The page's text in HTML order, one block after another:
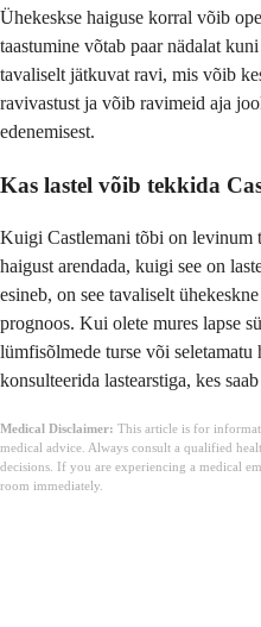
Ühekeskse haiguse korral võib
taastumine võtab paar nädalat
tavaliselt jätkuvat ravi, mis võib
ravivastust ja võib ravimeid aja
edenemisest.
Kas lastel võib tekkida
Kuigi Castlemani tõbi on levinum
haigust arendada, kuigi see on
esineb, on see tavaliselt
prognoos. Kui olete mures lapse
lümfisõlmede turse või seletamatu
konsulteerida lastearstiga, kes
Medical Disclaimer: This article is for
medical advice. Always consult a qualified
decisions. If you are experiencing a medical
room immediately.